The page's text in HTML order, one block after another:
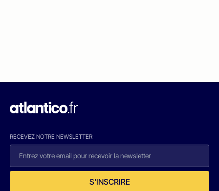
RECEVEZ NOTRE NEWSLETTER
S'INSCRIRE